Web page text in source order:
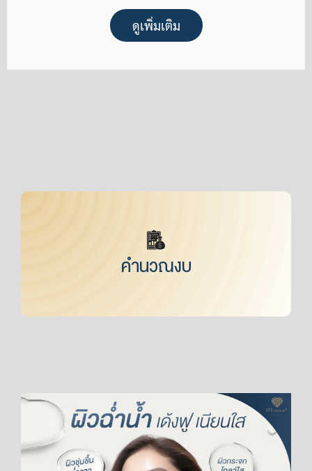
ดูเพิ่มเติม
คำนวณงบ